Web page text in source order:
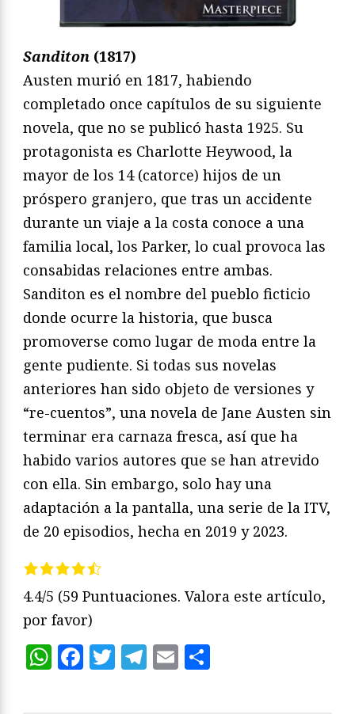
Sanditon (1817)
Austen murió en 1817, habiendo
completado once capítulos de su siguiente
novela, que no se publicó hasta 1925. Su
protagonista es Charlotte Heywood, la
mayor de los 14 (catorce) hijos de un
próspero granjero, que tras un accidente
durante un viaje a la costa conoce a una
familia local, los Parker, lo cual provoca las
consabidas relaciones entre ambas.
Sanditon es el nombre del pueblo ficticio
donde ocurre la historia, que busca
promoverse como lugar de moda entre la
gente pudiente. Si todas sus novelas
anteriores han sido objeto de versiones y
“re-cuentos”, una novela de Jane Austen sin
terminar era carnaza fresca, así que ha
habido varios autores que se han atrevido
con ella. Sin embargo, solo hay una
adaptación a la pantalla, una serie de la ITV,
de 20 episodios, hecha en 2019 y 2023.
4.4/5 (59 Puntuaciones. Valora este artículo,
por favor)
WhatsApp
Facebook
Twitter
Telegram
Email